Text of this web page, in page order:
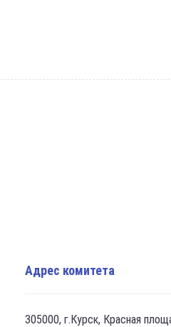
Адрес комитета
305000, г.Курск, Красная